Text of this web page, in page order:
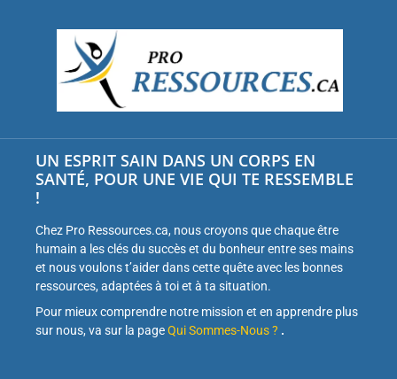
UN ESPRIT SAIN DANS UN CORPS EN
SANTÉ, POUR UNE VIE QUI TE RESSEMBLE
!
Chez Pro Ressources.ca, nous croyons que chaque être
humain a les clés du succès et du bonheur entre ses mains
et nous voulons t’aider dans cette quête avec les bonnes
ressources, adaptées à toi et à ta situation.
Pour mieux comprendre notre mission et en apprendre plus
sur nous, va sur la pageQui Sommes-Nous ? .